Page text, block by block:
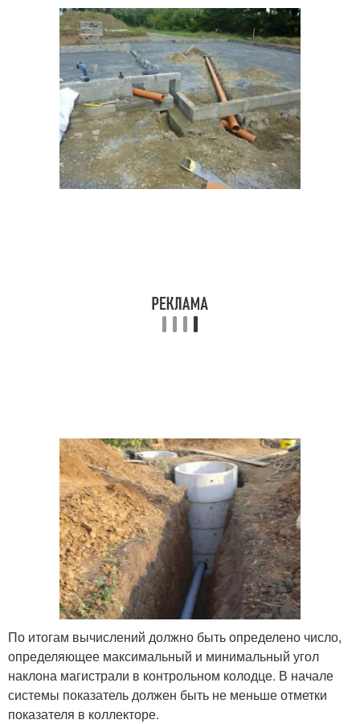
По итогам вычислений должно быть определено число,
определяющее максимальный и минимальный угол
наклона магистрали в контрольном колодце. В начале
системы показатель должен быть не меньше отметки
показателя в коллекторе.